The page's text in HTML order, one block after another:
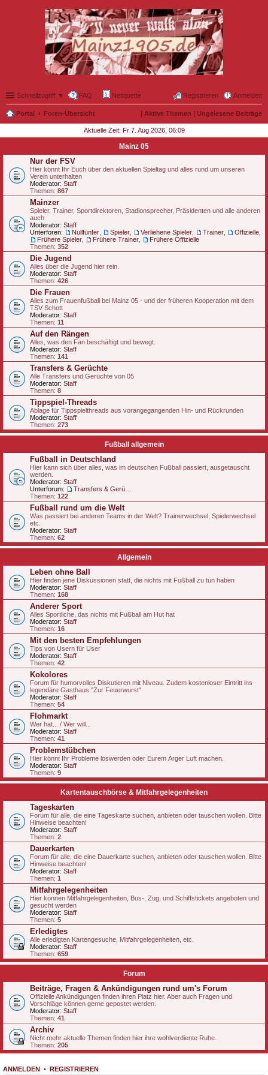
Schnellzugriff ▼ FAQ Netiquette Anmelden
Registrieren
Portal Foren-Übersicht | Aktive Themen | Ungelesene Beiträge
Aktuelle Zeit: Fr 7. Aug 2026, 06:09
Mainz 05
Nur der FSV
Hier könnt Ihr Euch über den aktuellen Spieltag und alles rund um unseren
Verein unterhalten
Moderator: Staff
Themen: 867
Mainzer
Spieler, Trainer, Sportdirektoren, Stadionsprecher, Präsidenten und alle anderen
auch
Moderator: Staff
Unterforen:
Nullfünfer Spieler Verliehene Spieler Trainer Offizielle
Frühere Spieler
Frühere Trainer
Frühere Offizielle
Themen: 352
Die Jugend
Alles über die Jugend hier rein.
Moderator: Staff
Themen: 426
Die Frauen
Alles zum Frauenfußball bei Mainz 05 - und der früheren Kooperation mit dem
TSV Schott
Moderator: Staff
Themen: 11
Auf den Rängen
Alles, was den Fan beschäftigt und bewegt.
Moderator: Staff
Themen: 141
Transfers & Gerüchte
Alle Transfers und Gerüchte von 05
Moderator: Staff
Themen: 8
Tippspiel-Threads
Ablage für Tippspielthreads aus vorangegangenden Hin- und Rückrunden
Moderator: Staff
Themen: 273
Fußball allgemein
Fußball in Deutschland
Hier kann sich über alles, was im deutschen Fußball passiert, ausgetauscht
werden.
Moderator: Staff
Unterforum:
Themen: 122
Fußball rund um die Welt
Was passiert bei anderen Teams in der Welt? Trainerwechsel, Spielerwechsel
etc.
Moderator: Staff
Themen: 62
Allgemein
Leben ohne Ball
Hier finden jene Diskussionen statt, die nichts mit Fußball zu tun haben
Moderator: Staff
Themen: 168
Anderer Sport
Alles Sportliche, das nichts mit Fußball am Hut hat
Moderator: Staff
Themen: 16
Mit den besten Empfehlungen
Tips von Usern für User
Moderator: Staff
Themen: 42
Kokolores
Forum für humorvolles Diskutieren mit Niveau. Zudem kostenloser Eintritt ins
legendäre Gasthaus "Zur Feuerwurst"
Moderator: Staff
Themen: 54
Flohmarkt
Wer hat... / Wer will...
Moderator: Staff
Themen: 41
Problemstübchen
Hier könnt Ihr Probleme loswerden oder Eurem Ärger Luft machen.
Moderator: Staff
Themen: 9
Kartentauschbörse & Mitfahrgelegenheiten
Tageskarten
Forum für alle, die eine Tageskarte suchen, anbieten oder tauschen wollen. Bitte
Hinweise beachten!
Moderator: Staff
Themen: 2
Dauerkarten
Forum für alle, die eine Dauerkarte suchen, anbieten oder tauschen wollen. Bitte
Hinweise beachten!
Moderator: Staff
Themen: 1
Mitfahrgelegenheiten
Hier können Mitfahrgelegenheiten, Bus-, Zug, und Schiffstickets angeboten und
gesucht werden
Moderator: Staff
Themen: 5
Erledigtes
Alle erledigten Kartengesuche, Mitfahrgelegenheiten, etc.
Moderator: Staff
Themen: 659
Forum
Beiträge, Fragen & Ankündigungen rund um's Forum
Offizielle Ankündigungen finden ihren Platz hier. Aber auch Fragen und
Vorschläge können gerne gepostet werden.
Moderator: Staff
Themen: 41
Archiv
Nicht mehr aktuelle Themen finden hier ihre wohlverdiente Ruhe.
Themen: 205
ANMELDEN • REGISTRIEREN